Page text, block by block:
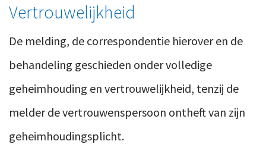
Vertrouwelijkheid
De melding, de correspondentie hierover en de
behandeling geschieden onder volledige
geheimhouding en vertrouwelijkheid, tenzij de
melder de vertrouwenspersoon ontheft van zijn
geheimhoudingsplicht.